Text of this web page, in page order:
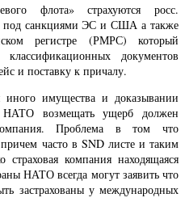
флота» страхуются росс.
под санкциями ЭС и США а также
регистре (РМРС) который
документов
и поставку к причалу.
имущества и доказывании
НАТО возмещать ущерб должен
Проблема в том что
часто в SND листе и таким
страховая компания находящаяся
НАТО всегда могут заявить что
застрахованы у международных